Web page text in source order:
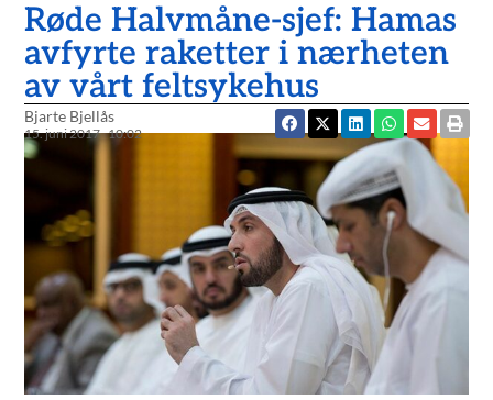
Røde Halvmåne-sjef: Hamas
avfyrte raketter i nærheten
av vårt feltsykehus
Bjarte Bjellås
15. juni 2017 10:02